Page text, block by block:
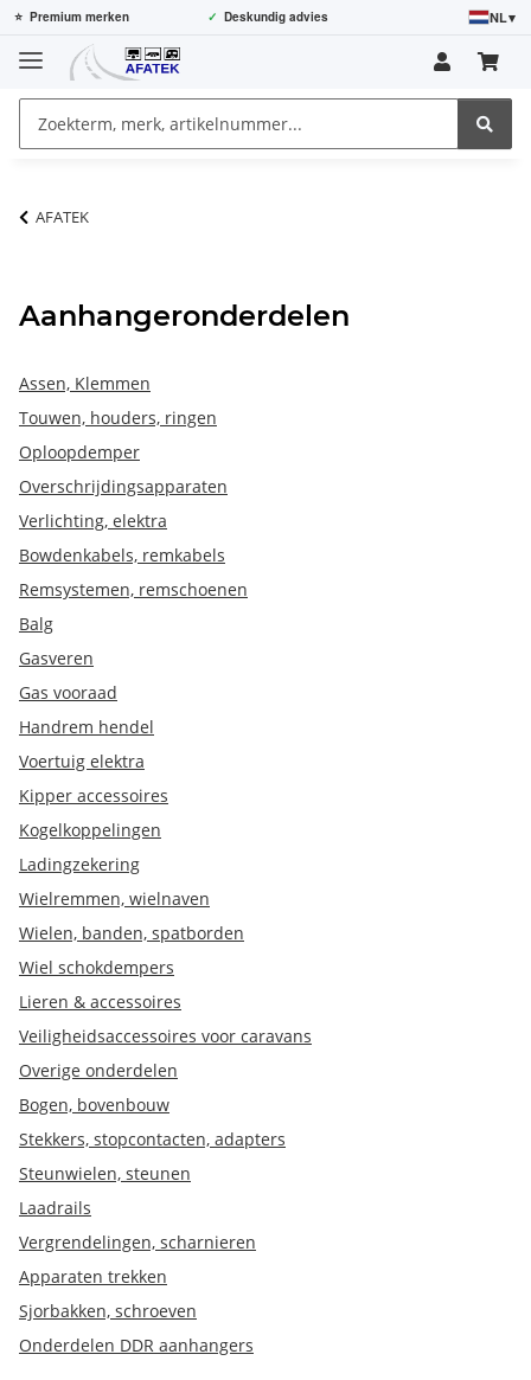
⭐ Premium merken ✓ Deskundig advies NL▾
AFATEK
Aanhangeronderdelen
Assen, Klemmen
Touwen, houders, ringen
Oploopdemper
Overschrijdingsapparaten
Verlichting, elektra
Bowdenkabels, remkabels
Remsystemen, remschoenen
Balg
Gasveren
Gas vooraad
Handrem hendel
Voertuig elektra
Kipper accessoires
Kogelkoppelingen
Ladingzekering
Wielremmen, wielnaven
Wielen, banden, spatborden
Wiel schokdempers
Lieren & accessoires
Veiligheidsaccessoires voor caravans
Overige onderdelen
Bogen, bovenbouw
Stekkers, stopcontacten, adapters
Steunwielen, steunen
Laadrails
Vergrendelingen, scharnieren
Apparaten trekken
Sjorbakken, schroeven
Onderdelen DDR aanhangers